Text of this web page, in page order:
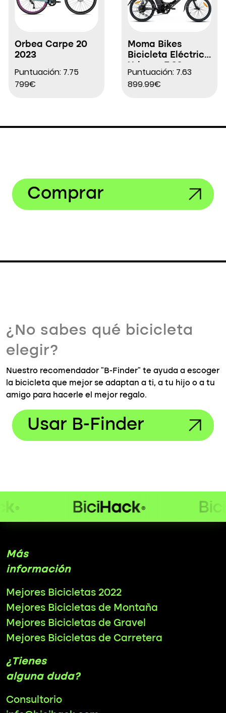
Orbea Carpe 20
2023
Puntuación: 7.75
799€
Moma Bikes
Bicicleta Eléctrica
Puntuación: 7.63
899.99€
Comprar
¿No sabes qué bicicleta
elegir?
Nuestro recomendador "B-Finder" te ayuda a escoger
la bicicleta que mejor se adaptan a ti, a tu hijo o a tu
amigo para hacerle el mejor regalo.
Usar B-Finder
Más
información
Mejores Bicicletas 2022
Mejores Bicicletas de Montaña
Mejores Bicicletas de Gravel
Mejores Bicicletas de Carretera
¿Tienes
alguna duda?
Consultorio